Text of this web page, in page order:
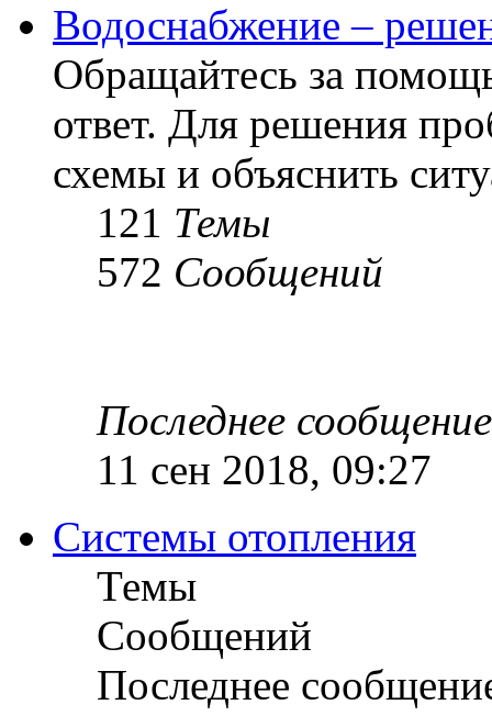
Водоснабжение –
Обращайтесь за
ответ. Для решения
схемы и объяснить
121 Темы
572 Сообщений
Последнее сообщение
11 сен 2018, 09:27
Системы отопления
Темы
Сообщений
Последнее